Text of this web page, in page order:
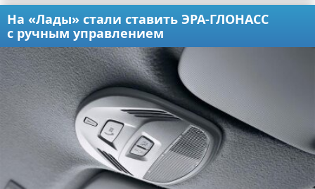
На «Лады» стали ставить ЭРА-ГЛОНАСС
с ручным управлением